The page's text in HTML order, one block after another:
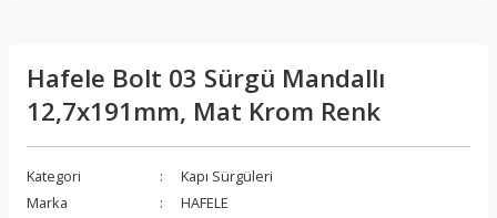
Hafele Bolt 03 Sürgü Mandallı
12,7x191mm, Mat Krom Renk
Kategori
Kapı Sürgüleri
Marka
HAFELE